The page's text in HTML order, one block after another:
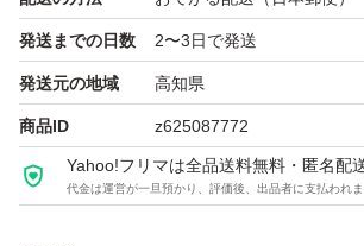
発送までの日数 2〜3日で発送
発送元の地域 高知県
商品ID z625087772
Yahoo!フリマは全品送料無料・匿名配
代金は運営が一旦預かり、評価後、出品者に支払われ